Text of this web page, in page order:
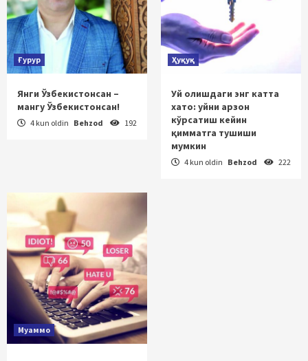
Ғурур
Янги Ўзбекистонсан –
мангу Ўзбекистонсан!
4 kun oldin Behzod 192
Ҳуқуқ
Уй олишдаги энг катта
хато: уйни арзон
кўрсатиш кейин
қимматга тушиши
мумкин
4 kun oldin Behzod 222
Муаммо